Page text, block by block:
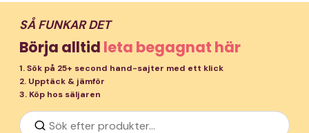
SÅ FUNKAR DET
Börja alltid leta begagnat här
1. Sök på 25+ second hand-sajter med ett klick
2. Upptäck & jämför
3. Köp hos säljaren